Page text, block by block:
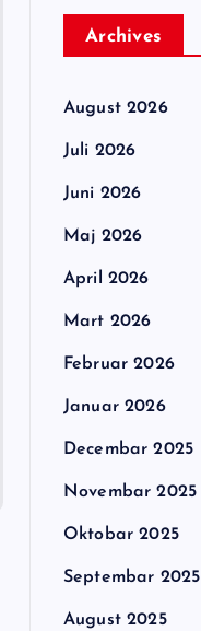
Archives
August 2026
Juli 2026
Juni 2026
Maj 2026
April 2026
Mart 2026
Februar 2026
Januar 2026
Decembar 2025
Novembar 2025
Oktobar 2025
Septembar 2025
August 2025